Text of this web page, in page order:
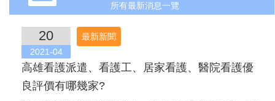
所有最新消息一覽
20
2021-04
最新新聞
高雄看護派遣、看護工、居家看護、醫院看護優
良評價有哪幾家?